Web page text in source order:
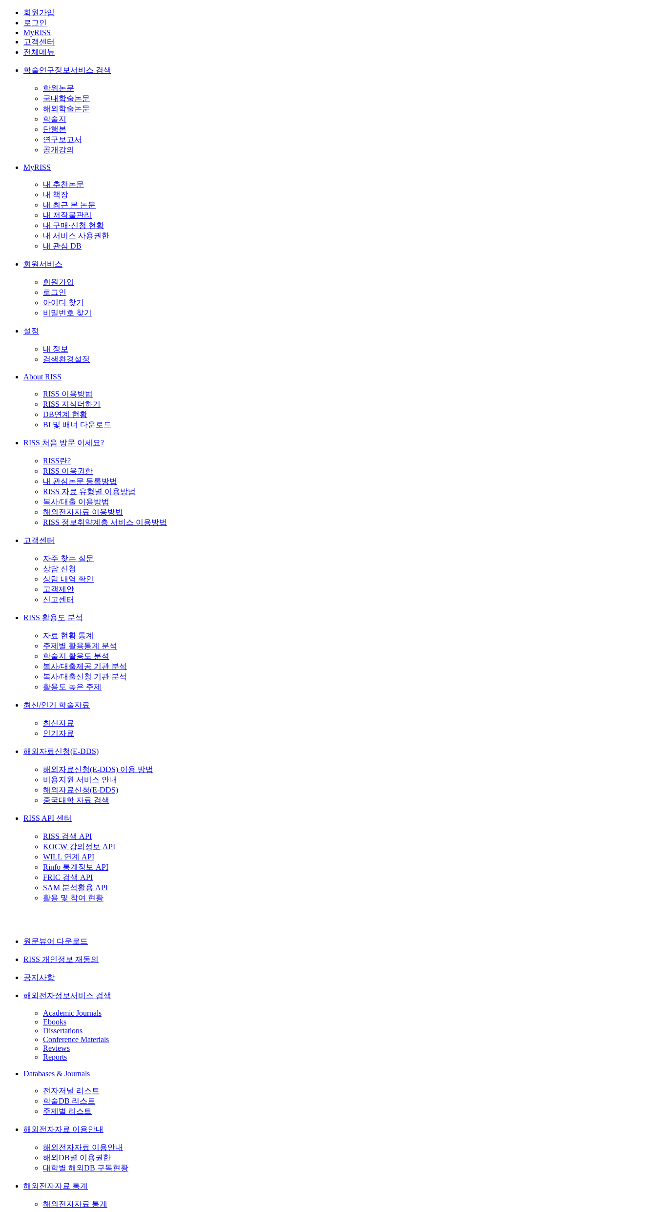
회원가입
로그인
MyRISS
고객센터
전체메뉴
학술연구정보서비스 검색
학위논문
국내학술논문
해외학술논문
학술지
단행본
연구보고서
공개강의
MyRISS
내 추천논문
내 책장
내 최근 본 논문
내 저작물관리
내 구매·신청 현황
내 서비스 사용권한
내 관심 DB
회원서비스
회원가입
로그인
아이디 찾기
비밀번호 찾기
설정
내 정보
검색환경설정
About RISS
RISS 이용방법
RISS 지식더하기
DB연계 현황
BI 및 배너 다운로드
RISS 처음 방문 이세요?
RISS란?
RISS 이용권한
내 관심논문 등록방법
RISS 자료 유형별 이용방법
복사/대출 이용방법
해외전자자료 이용방법
RISS 정보취약계층 서비스 이용방법
고객센터
자주 찾는 질문
상담 신청
상담 내역 확인
고객제안
신고센터
RISS 활용도 분석
자료 현황 통계
주제별 활용통계 분석
학술지 활용도 분석
복사/대출제공 기관 분석
복사/대출신청 기관 분석
활용도 높은 주제
최신/인기 학술자료
최신자료
인기자료
해외자료신청(E-DDS)
해외자료신청(E-DDS) 이용 방법
비용지원 서비스 안내
해외자료신청(E-DDS)
중국대학 자료 검색
RISS API 센터
RISS 검색 API
KOCW 강의정보 API
WILL 연계 API
Rinfo 통계정보 API
FRIC 검색 API
SAM 분석활용 API
활용 및 참여 현황
원문뷰어 다운로드
RISS 개인정보 재동의
공지사항
해외전자정보서비스 검색
Academic Journals
Ebooks
Dissertations
Conference Materials
Reviews
Reports
Databases & Journals
전자저널 리스트
학술DB 리스트
주제별 리스트
해외전자자료 이용안내
해외전자자료 이용안내
해외DB별 이용권한
대학별 해외DB 구독현황
해외전자자료 통계
해외전자자료 통계